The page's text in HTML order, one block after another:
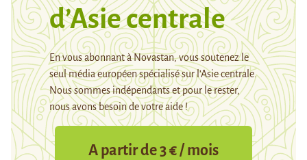
d’Asie centrale
En vous abonnant à Novastan, vous soutenez le
seul média européen spécialisé sur l’Asie centrale.
Nous sommes indépendants et pour le rester,
nous avons besoin de votre aide !
A partir de 3 € / mois